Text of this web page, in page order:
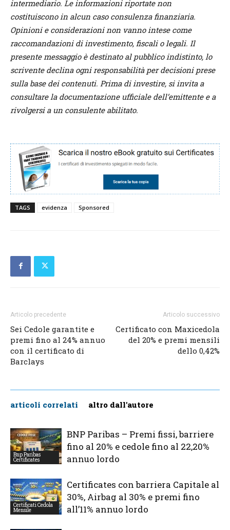
intermediario. Le informazioni riportate non
costituiscono in alcun caso consulenza finanziaria.
Opinioni e considerazioni non vanno intese come
raccomandazioni di investimento, fiscali o legali. Il
presente messaggio è destinato al pubblico indistinto, lo
scrivente declina ogni responsabilità per decisioni prese
sulla base dei contenuti. Prima di investire, si invita a
consultare la documentazione ufficiale dell’emittente e a
rivolgersi a un consulente abilitato.
TAGS evidenza Sponsored
Articolo precedente
Sei Cedole garantite e
premi fino al 24% annuo
con il certificato di
Barclays
Articolo successivo
Certificato con Maxicedola
del 20% e premi mensili
dello 0,42%
articoli correlati altro dall'autore
Bnp Paribas
Certificates
BNP Paribas – Premi fissi, barriere
fino al 20% e cedole fino al 22,20%
annuo lordo
Certificati Cedola
Mensile
Certificates con barriera Capitale al
30%, Airbag al 30% e premi fino
all’11% annuo lordo